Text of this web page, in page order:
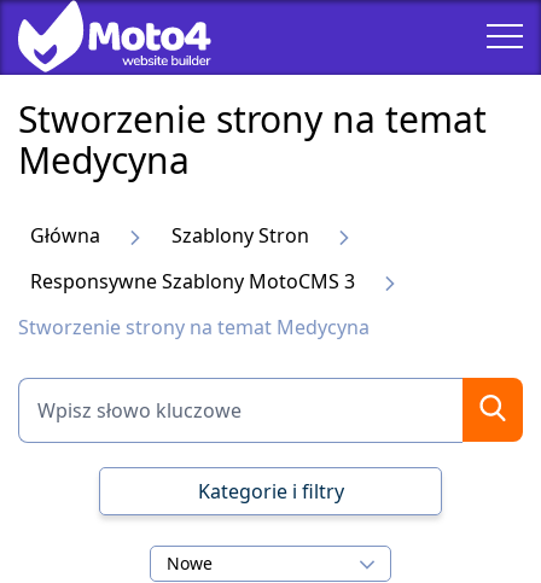
Stworzenie strony na temat
Medycyna
Główna
Szablony Stron
Responsywne Szablony MotoCMS 3
Stworzenie strony na temat Medycyna
Kategorie i filtry
Nowe